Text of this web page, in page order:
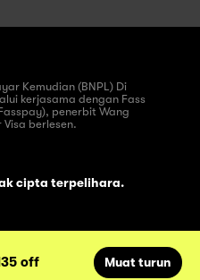
Kemudian (BNPL) Di
kerjasama dengan Fass
penerbit Wang
berlesen.
cipta terpelihara.
off Muat turun